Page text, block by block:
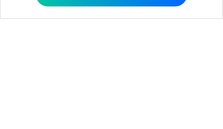
Открыть в MobileTrans
Открыть в MobileTrans